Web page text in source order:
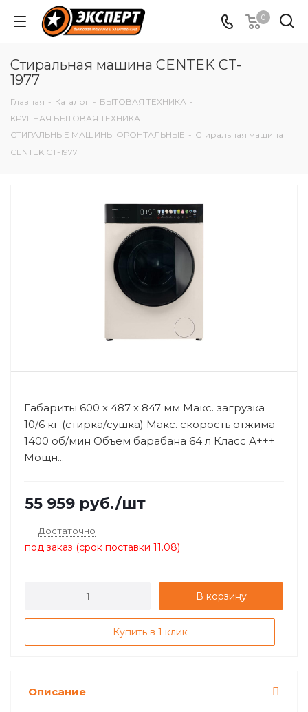
0
Стиральная машина CENTEK CT-
1977
Главная - Каталог - БЫТОВАЯ ТЕХНИКА -
КРУПНАЯ БЫТОВАЯ ТЕХНИКА -
СТИРАЛЬНЫЕ МАШИНЫ ФРОНТАЛЬНЫЕ - Стиральная машина
CENTEK CT-1977
Габариты 600 х 487 х 847 мм Макс. загрузка
10/6 кг (стирка/сушка) Макс. скорость отжима
1400 об/мин Объем барабана 64 л Класс А+++
Мощн...
55 959 руб./шт
Достаточно
под заказ (срок поставки 11.08)
В корзину
Купить в 1 клик
Описание